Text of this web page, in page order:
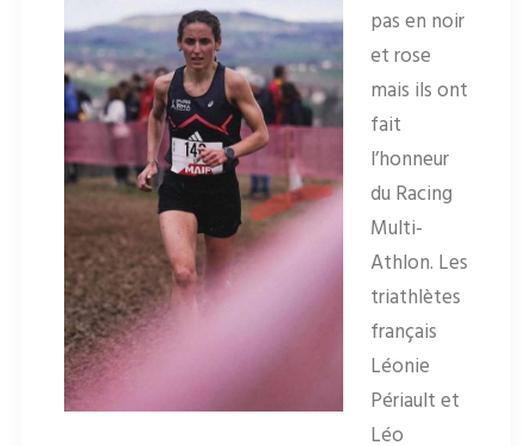
pas en noir
et rose
mais ils ont
fait
l’honneur
du Racing
Multi-
Athlon. Les
triathlètes
français
Léonie
Périault et
Léo